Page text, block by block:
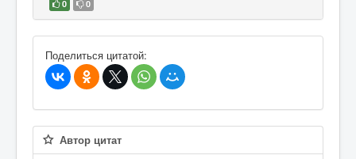
0 0
В избранное
Поделиться цитатой:
Автор цитат